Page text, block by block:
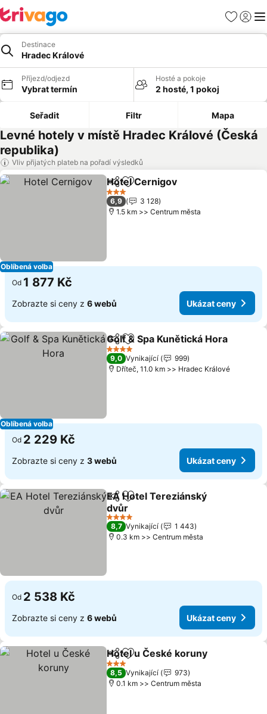
Oblíbené
Destinace
Hradec Králové
Příjezd/odjezd
Vybrat termín
Hosté a pokoje
2 hosté, 1 pokoj
Seřadit Filtr Mapa
Levné hotely v místě Hradec Králové (Česká
republika)
Vliv přijatých plateb na pořadí výsledků
Oblíbená volba
SdíletPřidat na seznam oblíbených
Hotel Cernigov
3 Počet hvězdiček
6,9
3 128
1.5 km >> Centrum města
Od 1 877 Kč
Zobrazte si ceny z 6 webů Ukázat ceny
Oblíbená volba
SdíletPřidat na seznam oblíbených
Golf & Spa Kunětická Hora
4 Počet hvězdiček
9,0 Vynikající
999
Dříteč, 11.0 km >> Hradec Králové
Od 2 229 Kč
Zobrazte si ceny z 3 webů Ukázat ceny
SdíletPřidat na seznam oblíbených
EA Hotel Tereziánský
dvůr
4 Počet hvězdiček
8,7 Vynikající
1 443
0.3 km >> Centrum města
Od 2 538 Kč
Zobrazte si ceny z 6 webů Ukázat ceny
SdíletPřidat na seznam oblíbených
Hotel u České koruny
3 Počet hvězdiček
8,5 Vynikající
973
0.1 km >> Centrum města